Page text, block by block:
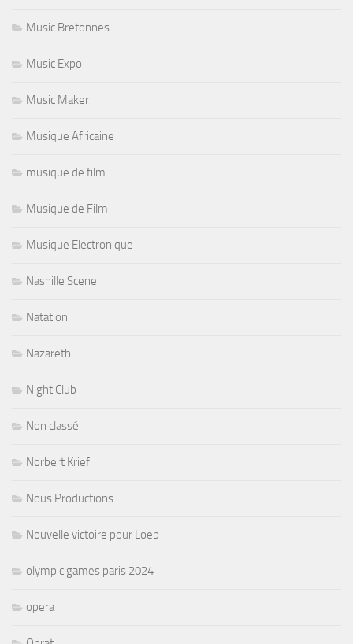
Music Bretonnes
Music Expo
Music Maker
Musique Africaine
musique de film
Musique de Film
Musique Electronique
Nashille Scene
Natation
Nazareth
Night Club
Non classé
Norbert Krief
Nous Productions
Nouvelle victoire pour Loeb
olympic games paris 2024
opera